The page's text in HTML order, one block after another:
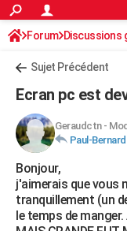
ACTUALITÉS
Politique
Société
Faits Divers
Education
Monde
Villes
+
FINANCE
Retraite
Impôts
Epargne
Immobilier
Risques naturels par
Banque
Assurance
Crédit
AUTO
Essais
Réserver un essai
Citadines
Berlines
SUV
Forum auto
+HIGH-TECH
Mobiles
Meilleur smartphone
Internet
Ordinateurs
Jeux vidéo
Guide high-tech
+BRICOLAGE
Forum Discussions
Sujet Précédent
Ecran pc est
Geraudctn-
Paul-Bernard
Bonjour,
j'aimerais que vous
tranquillement (un
le temps de